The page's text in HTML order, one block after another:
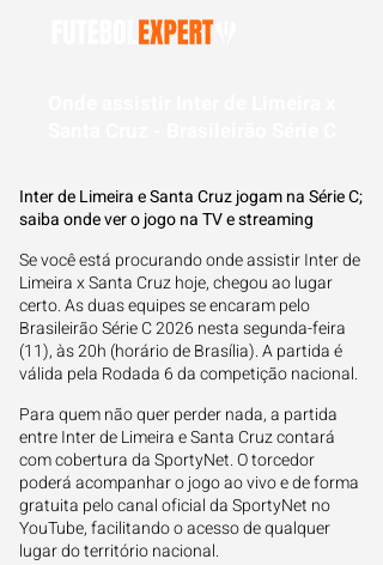
Inter de Limeira e Santa Cruz jogam na Série C;
saiba onde ver o jogo na TV e streaming
Se você está procurando onde assistir Inter de
Limeira x Santa Cruz hoje, chegou ao lugar
certo. As duas equipes se encaram pelo
Brasileirão Série C 2026 nesta segunda-feira
(11), às 20h (horário de Brasília). A partida é
válida pela Rodada 6 da competição nacional.
Para quem não quer perder nada, a partida
entre Inter de Limeira e Santa Cruz contará
com cobertura da SportyNet. O torcedor
poderá acompanhar o jogo ao vivo e de forma
gratuita pelo canal oficial da SportyNet no
YouTube, facilitando o acesso de qualquer
lugar do território nacional.